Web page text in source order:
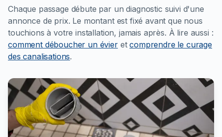
Chaque passage débute par un diagnostic suivi d'une
annonce de prix. Le montant est fixé avant que nous
touchions à votre installation, jamais après. À lire aussi :
comment déboucher un évieretcomprendre le curage
des canalisations.